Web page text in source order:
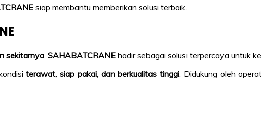
siap membantu memberikan solusi terbaik.
sekitarnya SAHABATCRANE hadir sebagai solusi terpercaya untuk
terawat, siap pakai, dan berkualitas tinggi . Didukung oleh